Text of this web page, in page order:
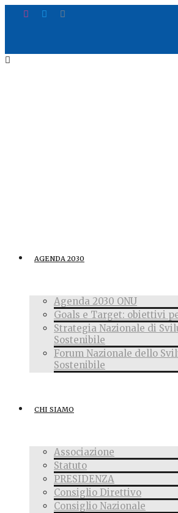
AGENDA 2030
Agenda 2030 ONU
Goals e Target: obiettivi
Strategia Nazionale di
Sostenibile
Forum Nazionale dello
Sostenibile
CHI SIAMO
Associazione
Statuto
PRESIDENZA
Consiglio Direttivo
Consiglio Nazionale